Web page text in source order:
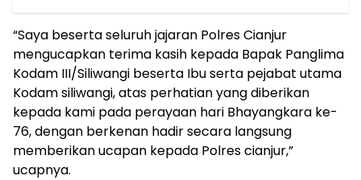
“Saya beserta seluruh jajaran Polres Cianjur
mengucapkan terima kasih kepada Bapak Panglima
Kodam III/Siliwangi beserta Ibu serta pejabat utama
Kodam siliwangi, atas perhatian yang diberikan
kepada kami pada perayaan hari Bhayangkara ke-
76, dengan berkenan hadir secara langsung
memberikan ucapan kepada Polres cianjur,”
ucapnya.